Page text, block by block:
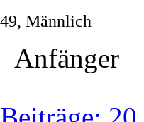
49, Männlich
Anfänger